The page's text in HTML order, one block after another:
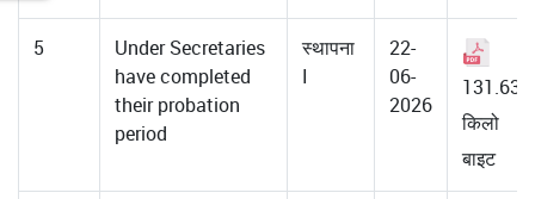
5
Under Secretaries
have completed
their probation
period
स्थापना
I
22-
06-
2026
131.63
किलो
बाइट